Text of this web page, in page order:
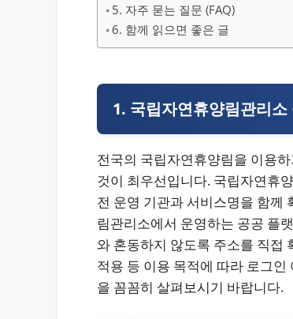
5. 자주 묻는 질문 (FAQ)
6. 함께 읽으면 좋은 글
1. 국립자연휴양림관리소
전국의 국립자연휴양림을 이용
것이 최우선입니다. 국립자연휴
전 운영 기관과 서비스명을 함께
림관리소에서 운영하는 공공 플
와 혼동하지 않도록 주소를 직접
적용 등 이용 목적에 따라 로그
을 꼼꼼히 살펴보시기 바랍니다.